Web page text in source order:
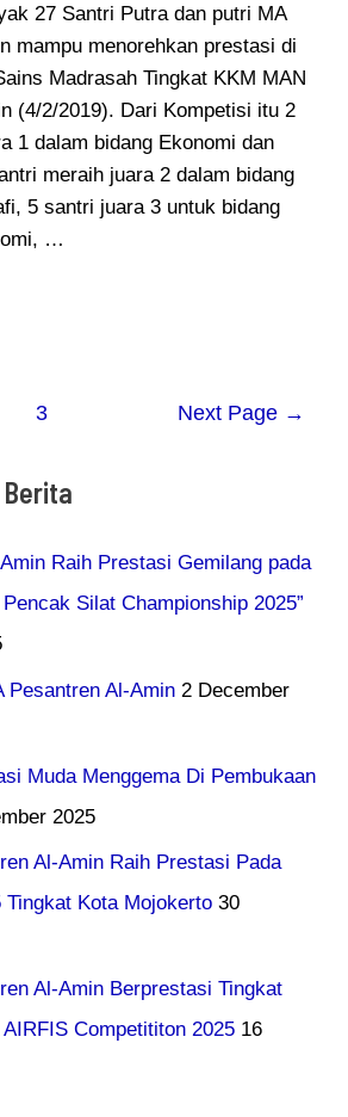
27 Santri Putra dan putri MA
mampu menorehkan prestasi di
Madrasah Tingkat KKM MAN
(4/2/2019). Dari Kompetisi itu 2
1 dalam bidang Ekonomi dan
meraih juara 2 dalam bidang
5 santri juara 3 untuk bidang
…
3 Next Page →
Raih Prestasi Gemilang pada
Silat Championship 2025”
Pesantren Al-Amin 2 December
Muda Menggema Di Pembukaan
2025
Al-Amin Raih Prestasi Pada
Tingkat Kota Mojokerto 30
Al-Amin Berprestasi Tingkat
Competititon 2025 16